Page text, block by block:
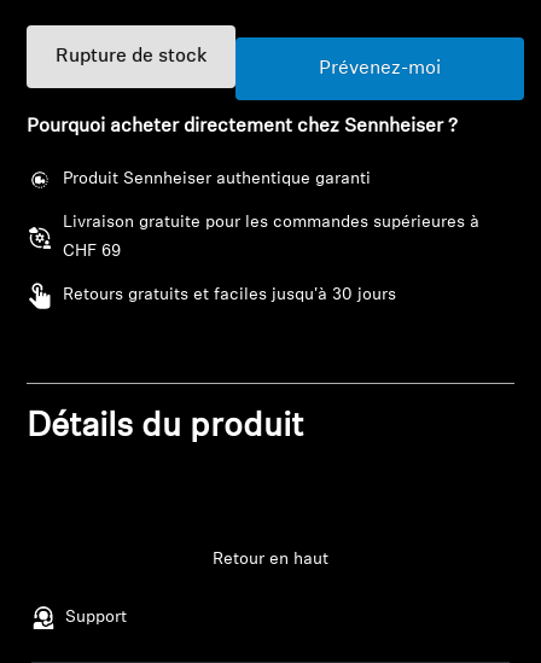
Audition
Pièces et accessoires d'origine pour l'audition
Barres de son et Subs AMBEO
Découvrez AMBEO
Rupture de stock
Prévenez-moi
Pourquoi acheter directement chez Sennheiser ?
Produit Sennheiser authentique garanti
Livraison gratuite pour les commandes supérieures à
CHF 69
Retours gratuits et faciles jusqu'à 30 jours
Détails du produit
Support
Retour en haut
Connexion requise